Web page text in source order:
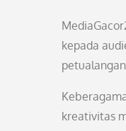
kepada
kreativitas